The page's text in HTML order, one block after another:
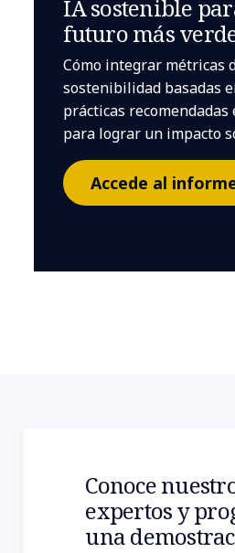
IA sostenible
futuro más
Cómo integrar métricas
sostenibilidad basadas
prácticas
para lograr un impacto
Accede al
Conoce
expertos y
una